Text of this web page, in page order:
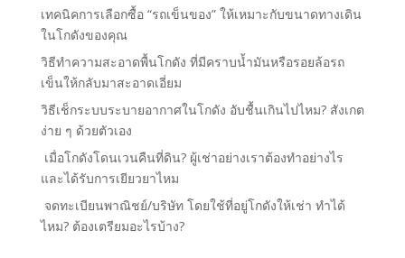
เทคนิคการเลือกซื้อ “รถเข็นของ” ให้เหมาะกับขนาดทางเดิน
ในโกดังของคุณ
วิธีทำความสะอาดพื้นโกดัง ที่มีคราบน้ำมันหรือรอยล้อรถ
เข็นให้กลับมาสะอาดเอี่ยม
วิธีเช็กระบบระบายอากาศในโกดัง อับชื้นเกินไปไหม? สังเกต
ง่าย ๆ ด้วยตัวเอง
เมื่อโกดังโดนเวนคืนที่ดิน? ผู้เช่าอย่างเราต้องทำอย่างไร
และได้รับการเยียวยาไหม
จดทะเบียนพาณิชย์/บริษัท โดยใช้ที่อยู่โกดังให้เช่า ทำได้
ไหม? ต้องเตรียมอะไรบ้าง?